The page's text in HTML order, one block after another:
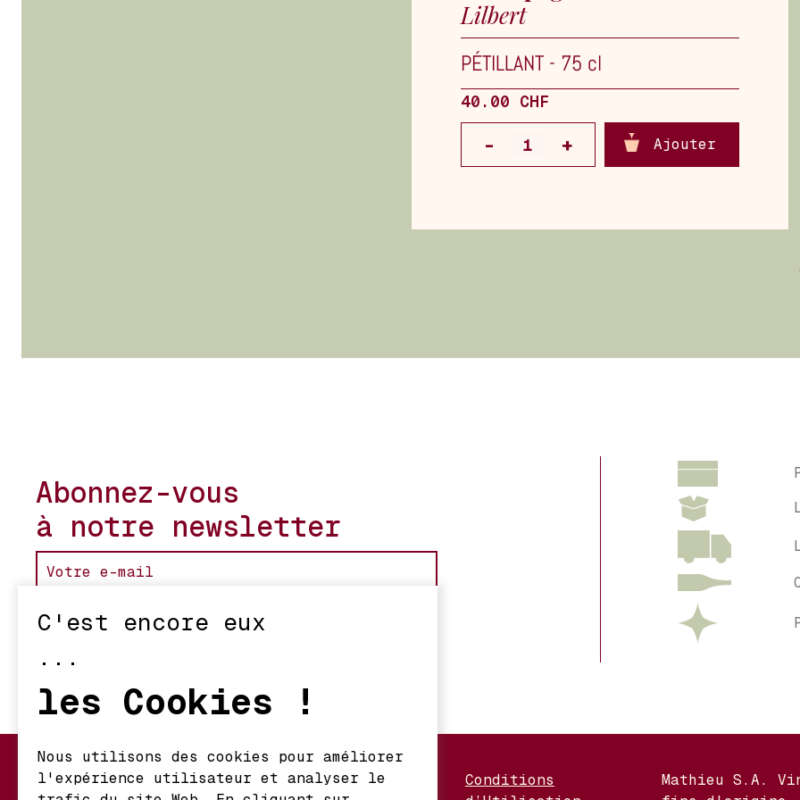
Lilbert
PÉTILLANT - 75 cl
40.00 CHF
Ajouter
Abonnez-vous
à notre newsletter
Mon Compte Nos Vignerons
Conditions
Mathieu S.A.
C'est encore eux
...
les Cookies !
Nous utilisons des cookies pour améliorer
l'expérience utilisateur et analyser le